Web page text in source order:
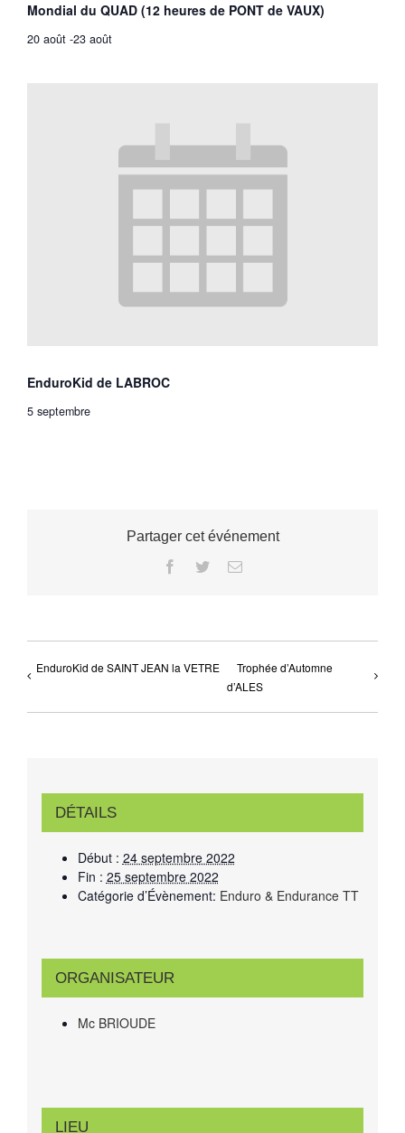
Mondial du QUAD (12 heures de PONT de VAUX)
20 août -23 août
EnduroKid de LABROC
5 septembre
Partager cet événement
Facebook
TwitterEmail
EnduroKid de SAINT JEAN la VETRE
Trophée d’Automne
d’ALES
DÉTAILS
Début : 24 septembre 2022
Fin : 25 septembre 2022
Catégorie d’Évènement: Enduro & Endurance TT
ORGANISATEUR
Mc BRIOUDE
LIEU